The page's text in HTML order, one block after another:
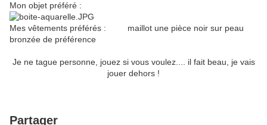
Mon objet préféré :
Mes vêtements préférés : maillot une pièce noir sur peau
bronzée de préférence
Je ne tague personne, jouez si vous voulez.... il fait beau, je vais
jouer dehors !
Partager